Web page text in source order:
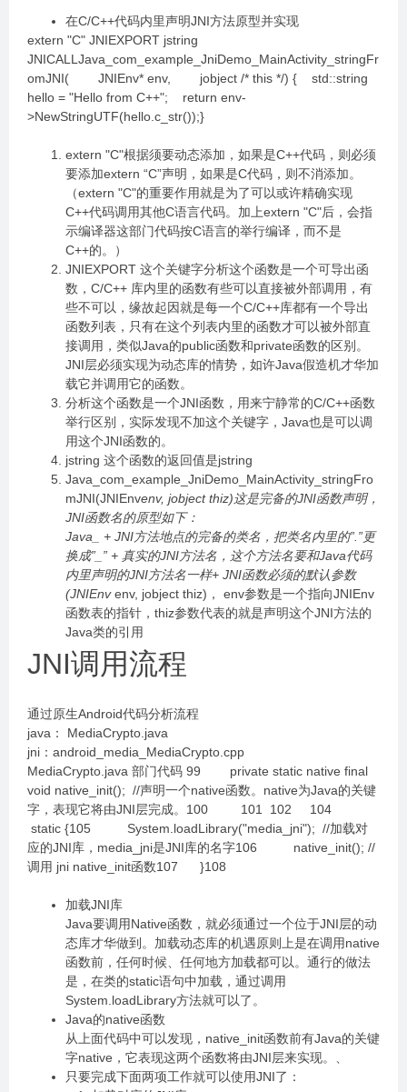
在C/C++代码内里声明JNI方法原型并实现
extern "C" JNIEXPORT jstring
JNICALLJava_com_example_JniDemo_MainActivity_stringFr
omJNI( JNIEnv* env, jobject /* this */) { std::string
hello = "Hello from C++"; return env-
>NewStringUTF(hello.c_str());}
extern "C"根据须要动态添加，如果是C++代码，则必须
要添加extern “C”声明，如果是C代码，则不消添加。
（extern "C"的重要作用就是为了可以或许精确实现
C++代码调用其他C语言代码。加上extern "C"后，会指
示编译器这部门代码按C语言的举行编译，而不是
C++的。）
JNIEXPORT 这个关键字分析这个函数是一个可导出函
数，C/C++ 库内里的函数有些可以直接被外部调用，有
些不可以，缘故起因就是每一个C/C++库都有一个导出
函数列表，只有在这个列表内里的函数才可以被外部直
接调用，类似Java的public函数和private函数的区别。
JNI层必须实现为动态库的情势，如许Java假造机才华加
载它并调用它的函数。
分析这个函数是一个JNI函数，用来宁静常的C/C++函数
举行区别，实际发现不加这个关键字，Java也是可以调
用这个JNI函数的。
jstring 这个函数的返回值是jstring
Java_com_example_JniDemo_MainActivity_stringFro
mJNI(JNIEnvenv, jobject thiz)这是完备的JNI函数声明，
JNI函数名的原型如下：
Java_ + JNI方法地点的完备的类名，把类名内里的”.”更
换成”_” + 真实的JNI方法名，这个方法名要和Java代码
内里声明的JNI方法名一样+ JNI函数必须的默认参数
(JNIEnvenv, jobject thiz)， env参数是一个指向JNIEnv
函数表的指针，thiz参数代表的就是声明这个JNI方法的
Java类的引用
JNI调用流程
通过原生Android代码分析流程
java： MediaCrypto.java
jni：android_media_MediaCrypto.cpp
MediaCrypto.java 部门代码 99 private static native final
void native_init(); //声明一个native函数。native为Java的关键
字，表现它将由JNI层完成。100 101 102 104
static {105 System.loadLibrary("media_jni"); //加载对
应的JNI库，media_jni是JNI库的名字106 native_init(); //
调用 jni native_init函数107 }108
加载JNI库
Java要调用Native函数，就必须通过一个位于JNI层的动
态库才华做到。加载动态库的机遇原则上是在调用native
函数前，任何时候、任何地方加载都可以。通行的做法
是，在类的static语句中加载，通过调用
System.loadLibrary方法就可以了。
Java的native函数
从上面代码中可以发现，native_init函数前有Java的关键
字native，它表现这两个函数将由JNI层来实现。、
只要完成下面两项工作就可以使用JNI了：